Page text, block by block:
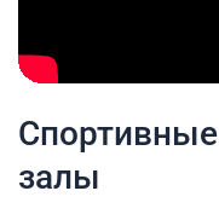
Спортивные
залы